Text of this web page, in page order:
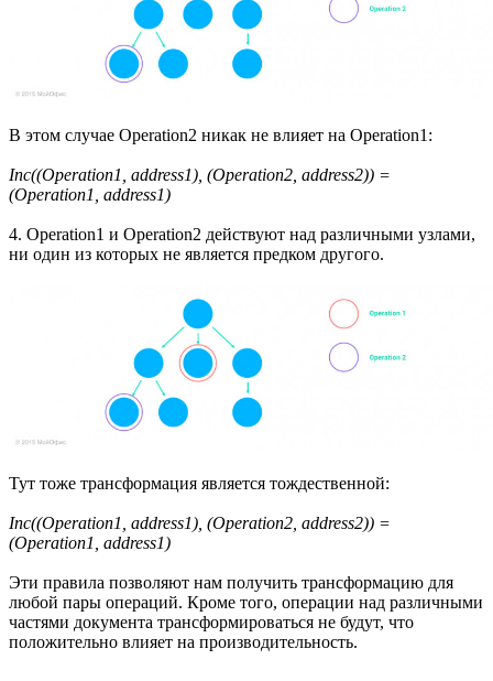
В этом случае Operation2 никак не влияет на Operation1:
Inc((Operation1, address1), (Operation2, address2)) =
(Operation1, address1)
4. Operation1 и Operation2 действуют над различными узлами,
ни один из которых не является предком другого.
Тут тоже трансформация является тождественной:
Inc((Operation1, address1), (Operation2, address2)) =
(Operation1, address1)
Эти правила позволяют нам получить трансформацию для
любой пары операций. Кроме того, операции над различными
частями документа трансформироваться не будут, что
положительно влияет на производительность.